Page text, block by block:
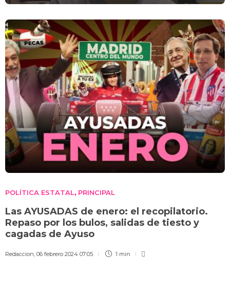
POLÍTICA ESTATAL, PRINCIPAL
Las AYUSADAS de enero: el recopilatorio.
Repaso por los bulos, salidas de tiesto y
cagadas de Ayuso
Redaccion, 06 febrero 2024 07:05 1 min